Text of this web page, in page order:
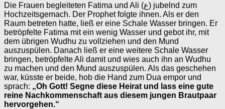
Die Frauen begleiteten Fatima und Ali (ع) jubelnd zum
Hochzeitsgemach. Der Prophet folgte ihnen. Als er den
Raum betreten hatte, ließ er eine Schale Wasser bringen. Er
betröpfelte Fatima mit ein wenig Wasser und gebot ihr, mit
dem übrigen Wudhu zu vollziehen und den Mund
auszuspülen. Danach ließ er eine weitere Schale Wasser
bringen, betröpfelte Ali damit und wies auch ihn an Wudhu
zu machen und den Mund auszuspülen. Als das geschehen
war, küsste er beide, hob die Hand zum Dua empor und
sprach: „Oh Gott! Segne diese Heirat und lass eine gute
reine Nachkommenschaft aus diesem jungen Brautpaar
hervorgehen.“